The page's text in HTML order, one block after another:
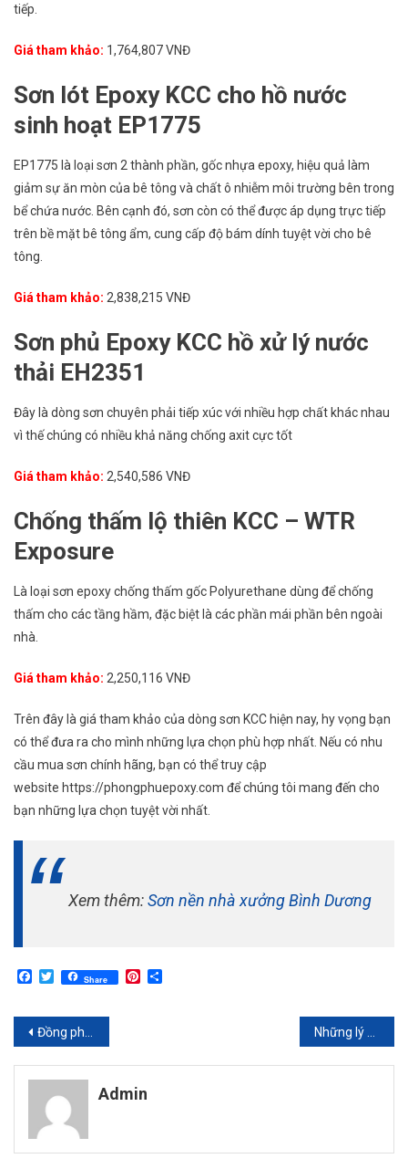
tiếp.
Giá tham khảo: 1,764,807 VNĐ
Sơn lót Epoxy KCC cho hồ nước
sinh hoạt EP1775
EP1775 là loại sơn 2 thành phần, gốc nhựa epoxy, hiệu quả làm
giảm sự ăn mòn của bê tông và chất ô nhiễm môi trường bên trong
bể chứa nước. Bên cạnh đó, sơn còn có thể được áp dụng trực tiếp
trên bề mặt bê tông ẩm, cung cấp độ bám dính tuyệt vời cho bê
tông.
Giá tham khảo: 2,838,215 VNĐ
Sơn phủ Epoxy KCC hồ xử lý nước
thải EH2351
Đây là dòng sơn chuyên phải tiếp xúc với nhiều hợp chất khác nhau
vì thế chúng có nhiều khả năng chống axit cực tốt
Giá tham khảo: 2,540,586 VNĐ
Chống thấm lộ thiên KCC – WTR
Exposure
Là loại sơn epoxy chống thấm gốc Polyurethane dùng để chống
thấm cho các tầng hầm, đặc biệt là các phần mái phần bên ngoài
nhà.
Giá tham khảo: 2,250,116 VNĐ
Trên đây là giá tham khảo của dòng sơn KCC hiện nay, hy vọng bạn
có thể đưa ra cho mình những lựa chọn phù hợp nhất. Nếu có nhu
cầu mua sơn chính hãng, bạn có thể truy cập
website https://phongphuepoxy.com để chúng tôi mang đến cho
bạn những lựa chọn tuyệt vời nhất.
Xem thêm:Sơn nền nhà xưởng Bình Dương
Facebook
Twitter
Share Pinterest
Điều
hướng
bài
viết
Đồng phục áo phông cho mua team building thật ý nghĩa
Admin